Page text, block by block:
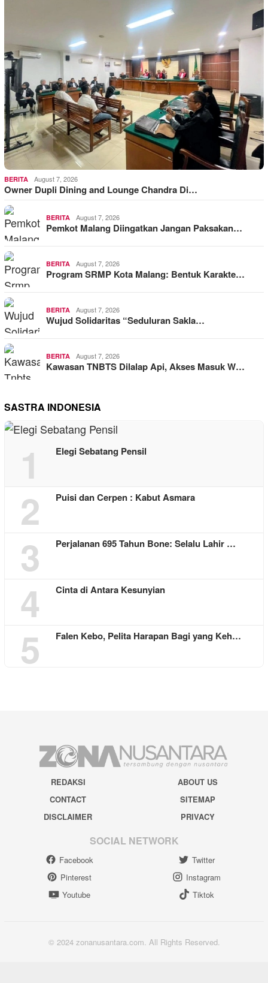
BERITA August 7, 2026
Owner Dupli Dining and Lounge Chandra Di…
BERITA August 7, 2026
Pemkot Malang Diingatkan Jangan Paksakan…
BERITA August 7, 2026
Program SRMP Kota Malang: Bentuk Karakte…
BERITA August 7, 2026
Wujud Solidaritas “Seduluran Sakla…
BERITA August 7, 2026
Kawasan TNBTS Dilalap Api, Akses Masuk W…
SASTRA INDONESIA
1 Elegi Sebatang Pensil
2 Puisi dan Cerpen : Kabut Asmara
3 Perjalanan 695 Tahun Bone: Selalu Lahir …
4 Cinta di Antara Kesunyian
5 Falen Kebo, Pelita Harapan Bagi yang Keh…
REDAKSI
ABOUT US
CONTACT
SITEMAP
DISCLAIMER
PRIVACY
SOCIAL NETWORK
Facebook
Twitter
Pinterest
Instagram
Youtube
Tiktok
© 2024 zonanusantara.com. All Rights Reserved.